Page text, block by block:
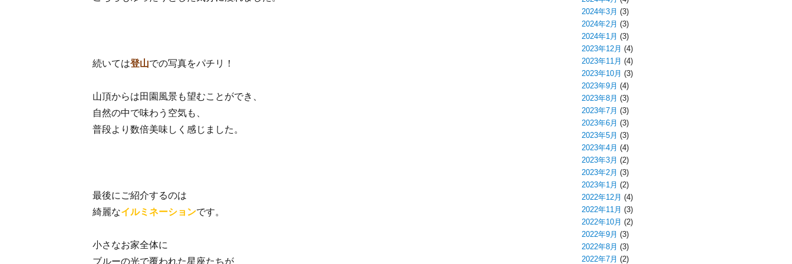
続いては登山での写真をパチリ！
山頂からは田園風景も望むことができ、
自然の中で味わう空気も、
普段より数倍美味しく感じました。
最後にご紹介するのは
綺麗なイルミネーションです。
小さなお家全体に
ブルーの光で覆われた星座たちが
2024年3月 (3)
2024年2月 (3)
2024年1月 (3)
2023年12月 (4)
2023年11月 (4)
2023年10月 (3)
2023年9月 (4)
2023年8月 (3)
2023年7月 (3)
2023年6月 (3)
2023年5月 (3)
2023年4月 (4)
2023年3月 (2)
2023年2月 (3)
2023年1月 (2)
2022年12月 (4)
2022年11月 (3)
2022年10月 (2)
2022年9月 (3)
2022年8月 (3)
2022年7月 (2)